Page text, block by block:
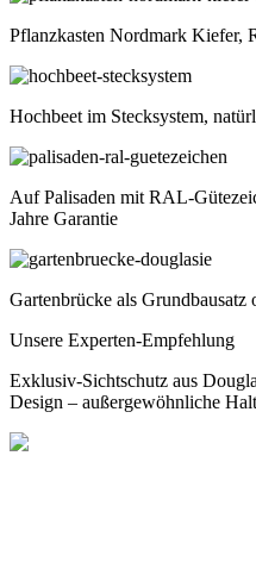
Pflanzkasten Nordmark Kiefer,
Hochbeet im Stecksystem,
Auf Palisaden mit RAL-
Jahre Garantie
Gartenbrücke als Grundbausatz
Unsere Experten-Empfehlung
Exklusiv-Sichtschutz aus
Design – außergewöhnliche